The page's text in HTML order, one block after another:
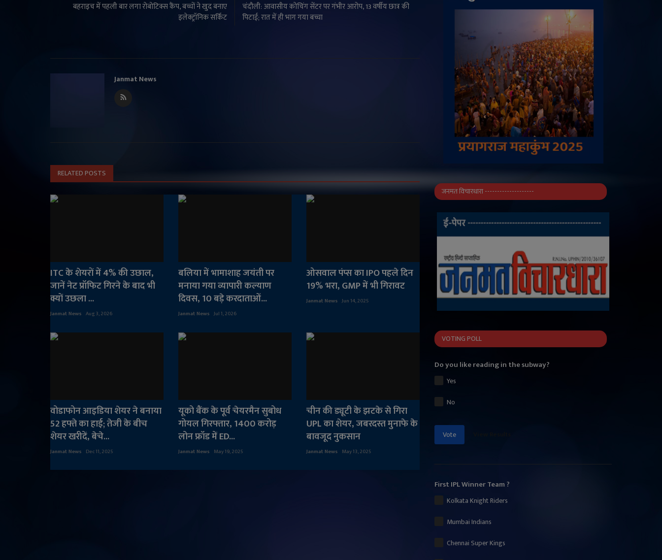
बहराइच में पहली बार लगा रोबोटिक्स कैंप, बच्चों ने खुद बनाए
इलेक्ट्रॉनिक सर्किट
चंदौली: आवासीय कोचिंग सेंटर पर गंभीर आरोप, 13 वर्षीय छात्र की
पिटाई; रात में ही भाग गया बच्चा
Janmat News
RELATED POSTS
ITC के शेयरों में 4% की उछाल,
जानें नेट प्रॉफिट गिरने के बाद भी
क्यों उछला ...
Janmat News Aug 3, 2026
बलिया में भामाशाह जयंती पर
मनाया गया व्यापारी कल्याण
दिवस, 10 बड़े करदाताओं...
Janmat News Jul 1, 2026
ओसवाल पंप्स का IPO पहले दिन
19% भरा, GMP में भी गिरावट
Janmat News Jun 14, 2025
वोडाफोन आइडिया शेयर ने बनाया
52 हफ्ते का हाई; तेजी के बीच
शेयर खरीदें, बेचे...
Janmat News Dec 11, 2025
यूको बैंक के पूर्व चेयरमैन सुबोध
गोयल गिरफ्तार, 1400 करोड़
लोन फ्रॉड में ED...
Janmat News May 19, 2025
चीन की ड्यूटी के झटके से गिरा
UPL का शेयर, जबरदस्त मुनाफे के
बावजूद नुकसान
Janmat News May 13, 2025
जनमत विचारधारा --------------------
VOTING POLL
Do you like reading in the subway?
Yes
No
Vote
First IPL Winner Team ?
Kolkata Knight Riders
Mumbai Indians
Chennai Super Kings